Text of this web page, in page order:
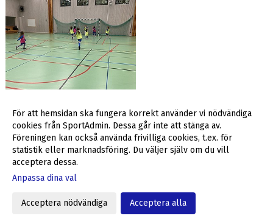
Visa fler bilder >>
Gå till Webbversion
För att hemsidan ska fungera korrekt använder vi nödvändiga
cookies från SportAdmin. Dessa går inte att stänga av.
Föreningen kan också använda frivilliga cookies, t.ex. för
statistik eller marknadsföring. Du väljer själv om du vill
acceptera dessa.
Anpassa dina val
Acceptera nödvändiga Acceptera alla